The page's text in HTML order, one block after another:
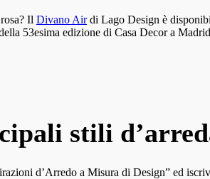
Il Divano Airdi Lago Design è
53esima edizione di Casa Decor a
stili
d’Arredo a Misura di Design” ed